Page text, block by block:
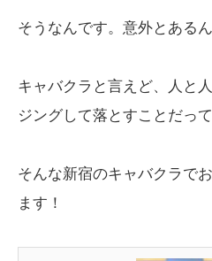
そうなんです。意外とある
キャバクラと言えど、人と
ジングして落とすことだっ
そんな新宿のキャバクラで
ます！